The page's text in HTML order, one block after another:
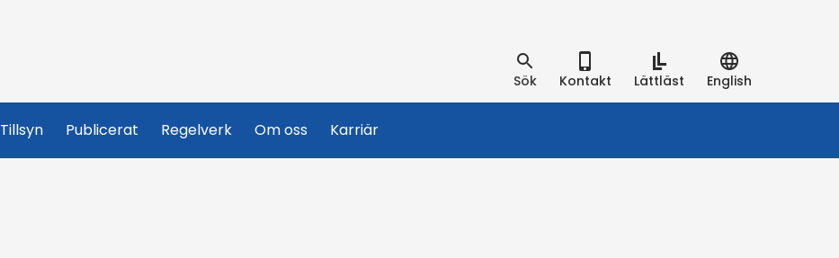
Sök Kontakt Lättläst English
Tillsyn Publicerat Regelverk Om oss Karriär